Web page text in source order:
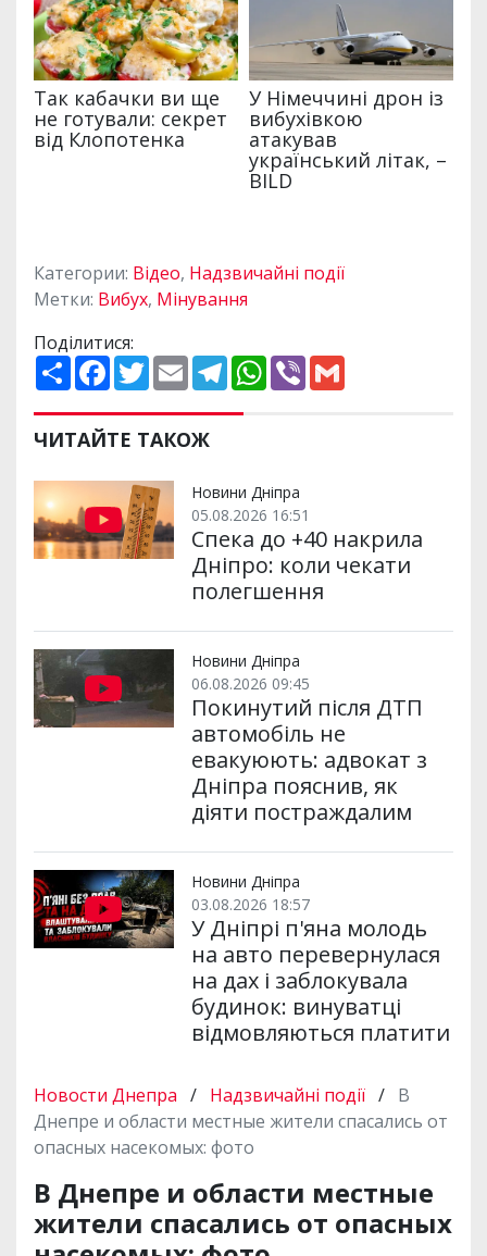
Категории: Відео, Надзвичайні події
Метки: Вибух, Мінування
Поділитися:
П
о
ш
и
р
и
и
F
a
c
e
b
o
k
T
w
t
t
e
E
m
a
i
l
T
e
e
m
W
h
a
p
V
b
ЧИТАЙТЕ ТАКОЖ
Новини Дніпра
05.08.2026 16:51
Спека до +40 накрила
Дніпро: коли чекати
полегшення
Новини Дніпра
06.08.2026 09:45
Покинутий після ДТП
автомобіль не
евакуюють: адвокат з
Дніпра пояснив, як
діяти постраждалим
Новини Дніпра
03.08.2026 18:57
У Дніпрі п'яна молодь
на авто перевернулася
на дах і заблокувала
будинок: винуватці
відмовляються платити
Новости Днепра / Надзвичайні події / В
Днепре и области местные жители спасались от
опасных насекомых: фото
В Днепре и области местные
жители спасались от опасных